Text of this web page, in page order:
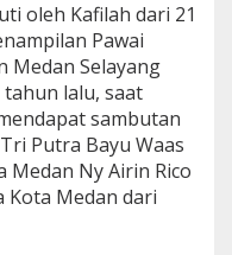
oleh Kafilah dari 21
Pawai
Medan Selayang
lalu, saat
sambutan
Putra Bayu Waas
Medan Ny Airin Rico
Kota Medan dari